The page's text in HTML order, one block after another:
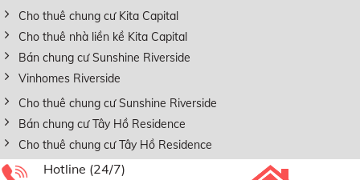
Cho thuê chung cư Kita Capital
Cho thuê nhà liền kề Kita Capital
Bán chung cư Sunshine Riverside
Vinhomes Riverside
Cho thuê chung cư Sunshine Riverside
Bán chung cư Tây Hồ Residence
Cho thuê chung cư Tây Hồ Residence
Hotline (24/7)